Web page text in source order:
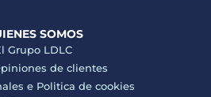
SOMOS
Grupo LDLC
de clientes
e Politica de cookies